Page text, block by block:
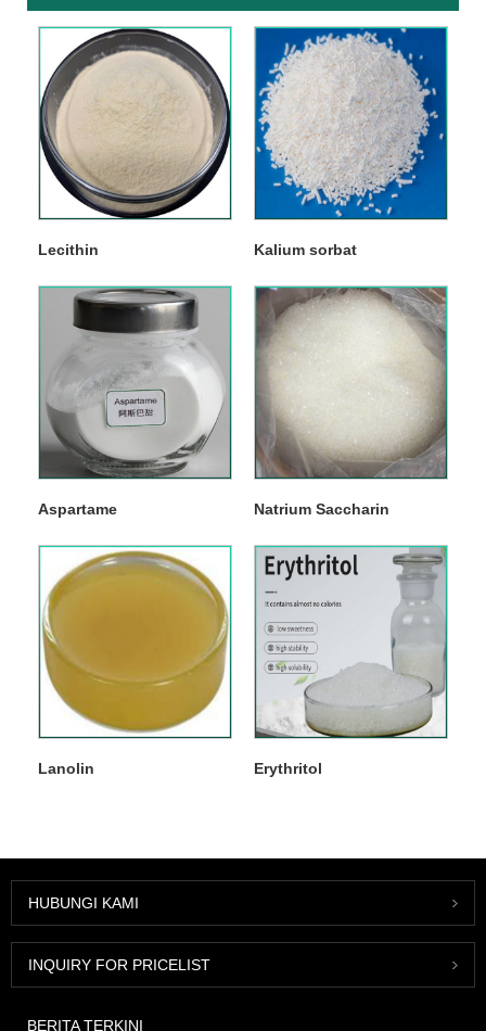
Lecithin Kalium sorbat
Aspartame Natrium Saccharin
Lanolin Erythritol
HUBUNGI KAMI
INQUIRY FOR PRICELIST
BERITA TERKINI